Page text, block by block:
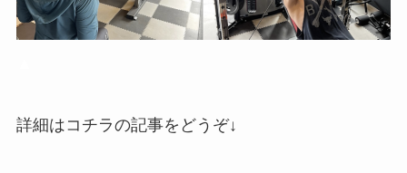
詳細はコチラの記事をどうぞ↓